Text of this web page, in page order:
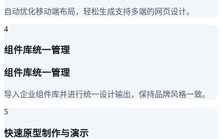
自动优化移动端布局，轻松生成支持多端的网页设计。
4
组件库统一管理
组件库统一管理
导入企业组件库并进行统一设计输出，保持品牌风格一致。
5
快速原型制作与演示